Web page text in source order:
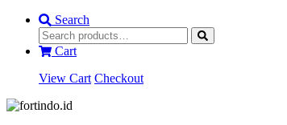
Search
Cart
View Cart Checkout